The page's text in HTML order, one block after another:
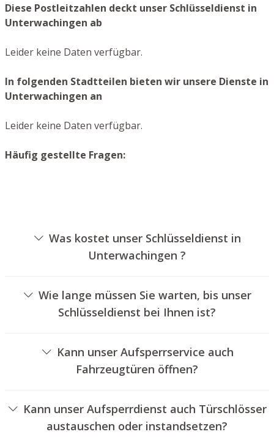
Diese Postleitzahlen deckt unser Schlüsseldienst in
Unterwachingen ab
Leider keine Daten verfügbar.
In folgenden Stadtteilen bieten wir unsere Dienste in
Unterwachingen an
Leider keine Daten verfügbar.
Häufig gestellte Fragen:
Was kostet unser Schlüsseldienst in
Unterwachingen ?
unterschiedlichen Faktoren ab, wie zum Beispiel der
Ausführung des Türschlosses, der Dauer der Arbeiten
und eventuell anfallenden Anfahrtskosten. Wir bieten
Preisangebote an.
Wie lange müssen Sie warten, bis unser
Schlüsseldienst bei Ihnen ist?
innerhalb von einer halben Stunde vor Ort. Die
tatsächliche Wartezeit hängt von dem Ortsunterschied
des Einsatzortes zu unserem Unternehmen und den
Kann unser Aufsperrservice auch
Fahrzeugtüren öffnen?
Kann unser Aufsperrdienst auch Türschlösser
austauschen oder instandsetzen?